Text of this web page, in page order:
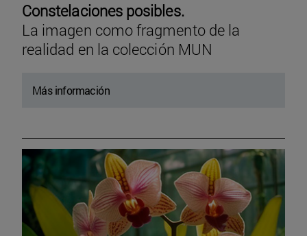
Constelaciones posibles.
La imagen como fragmento de la
realidad en la colección MUN
Más información